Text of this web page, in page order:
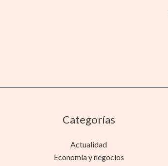
Categorías
Actualidad
Economía y negocios